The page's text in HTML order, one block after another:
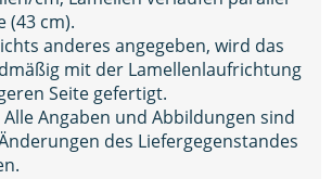
(43 cm).
anderes angegeben, wird das
mit der Lamellenlaufrichtung
Seite gefertigt.
Angaben und Abbildungen sind
des Liefergegenstandes